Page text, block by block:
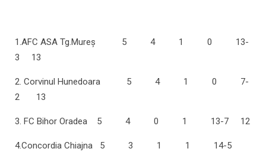
1.AFC ASA Tg.Mureş 5 4 1 0 13-
3 13
2. Corvinul Hunedoara 5 4 1 0 7-
2 13
3. FC Bihor Oradea 5 4 0 1 13-7 12
4.Concordia Chiajna 5 3 1 1 14-5